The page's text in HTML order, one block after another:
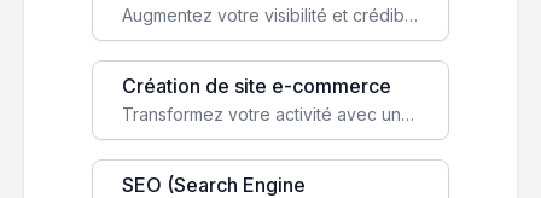
Augmentez votre visibilité et crédibilité en ligne avec un site web performant, conçu pour attirer plus de clients.
Création de site e-commerce
Transformez votre activité avec une boutique en ligne, accessible à l'échelle mondiale 24/7.
SEO (Search Engine